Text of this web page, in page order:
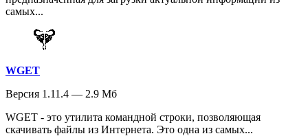
самых...
WGET
Версия 1.11.4 — 2.9 Мб
WGET - это утилита командной строки, позволяющая
скачивать файлы из Интернета. Это одна из самых...